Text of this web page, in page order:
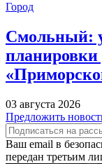
Город
Смольный:
планировки
03 августа 2026
Предложить
Ваш email в
передан третьим